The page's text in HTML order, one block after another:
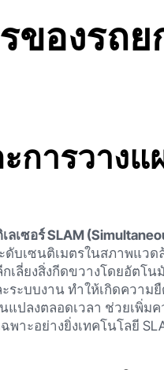
ของรถ
การวางแ
เซอร์ SLAM
ดับเซนติเมตรในสภาพแว
ลี่ยงสิ่งกีดขวางโดยอัตโน
ะบบงาน ทำให้เกิดความ
แปลงตลอดเวลา ช่วยเพิ่
าะอย่างยิ่งเทคโนโลยี